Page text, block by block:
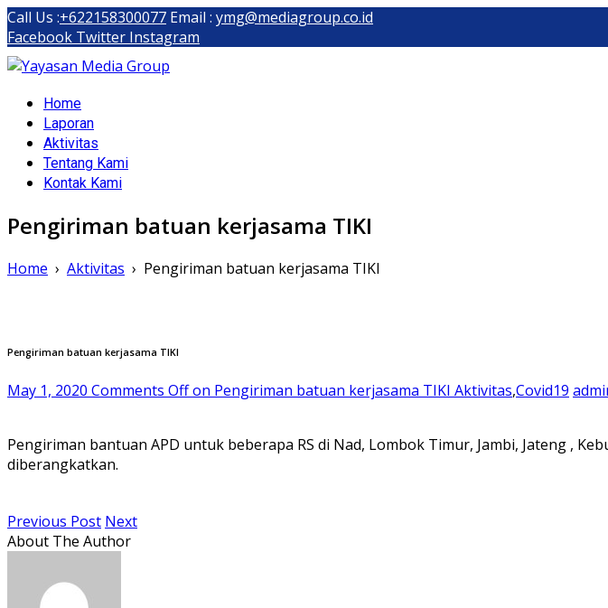
Call Us :+622158300077 Email : ymg@mediagroup.co.id
Facebook Twitter Instagram
Yayasan Media Group
Dompet Kemanusiaan Media Group Peduli
Home
Laporan
Aktivitas
Tentang Kami
Kontak Kami
Pengiriman batuan kerjasama TIKI
Home › Aktivitas › Pengiriman batuan kerjasama TIKI
Pengiriman batuan kerjasama TIKI
May 1, 2020 Comments Offon Pengiriman batuan kerjasama TIKI Aktivitas,Covid19
Pengiriman bantuan APD untuk beberapa RS di Nad, Lombok Timur, Jambi, Jateng ,
diberangkatkan.
Previous Post Next
About The Author